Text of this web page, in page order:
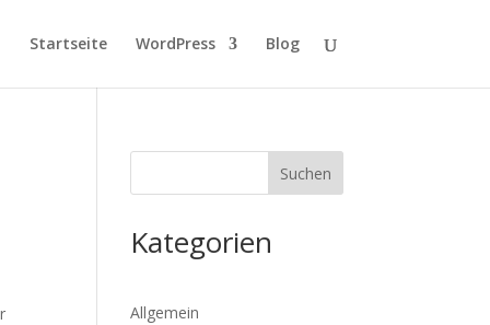
Startseite WordPress Blog
Suchen
Kategorien
Allgemein